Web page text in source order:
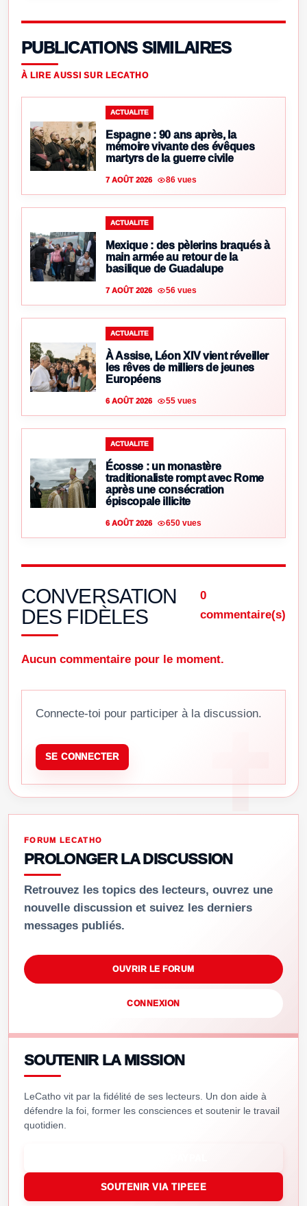
PUBLICATIONS SIMILAIRES
À LIRE AUSSI SUR LECATHO
ACTUALITE
Espagne : 90 ans après, la
mémoire vivante des évêques
martyrs de la guerre civile
7 AOÛT 2026 86 vues
ACTUALITE
Mexique : des pèlerins braqués à
main armée au retour de la
basilique de Guadalupe
7 AOÛT 2026 56 vues
ACTUALITE
À Assise, Léon XIV vient réveiller
les rêves de milliers de jeunes
Européens
6 AOÛT 2026 55 vues
ACTUALITE
Écosse : un monastère
traditionaliste rompt avec Rome
après une consécration
épiscopale illicite
6 AOÛT 2026 650 vues
CONVERSATION
DES FIDÈLES
0
commentaire(s)
Aucun commentaire pour le moment.
Connecte-toi pour participer à la discussion.
SE CONNECTER
FORUM LECATHO
PROLONGER LA DISCUSSION
Retrouvez les topics des lecteurs, ouvrez une
nouvelle discussion et suivez les derniers
messages publiés.
OUVRIR LE FORUM
CONNEXION
SOUTENIR LA MISSION
LeCatho vit par la fidélité de ses lecteurs. Un don aide à
défendre la foi, former les consciences et soutenir le travail
quotidien.
SOUTENIR VIA TIPEEE